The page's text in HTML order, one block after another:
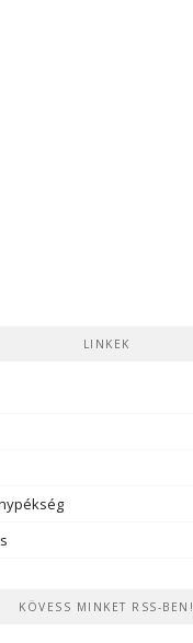
LINKEK
KÖVESS MINKET RSS-BEN!